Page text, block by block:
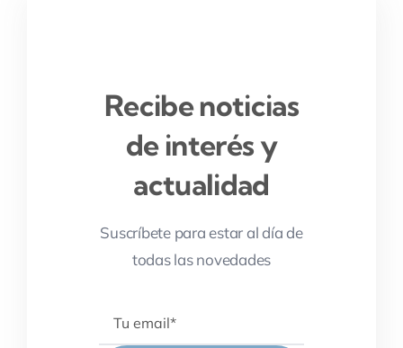
Recibe noticias
de interés y
actualidad
Suscríbete para estar al día de
todas las novedades